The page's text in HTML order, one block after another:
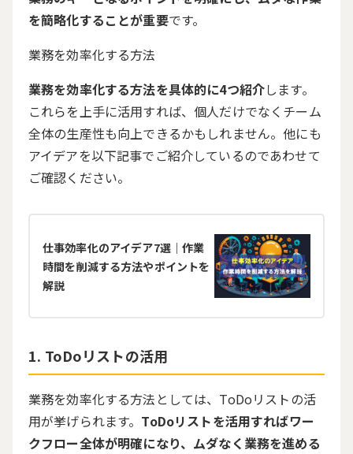
を簡略化することが重要です。
業務を効率化する方法
業務を効率化する方法を具体的に4つ紹介します。
これらを上手に活用すれば、個人だけでなくチーム
全体の生産性も向上できるかもしれません。他にも
アイデアを以下記事でご紹介しているのであわせて
ご確認ください。
仕事効率化のアイデア7選｜作業
時間を削減する方法やポイントを
解説
ToDoリストの活用
業務を効率化する方法としては、ToDoリストの活
用が挙げられます。 ToDoリストを活用すればワー
クフロー全体が明確になり、ムダなく業務を進める